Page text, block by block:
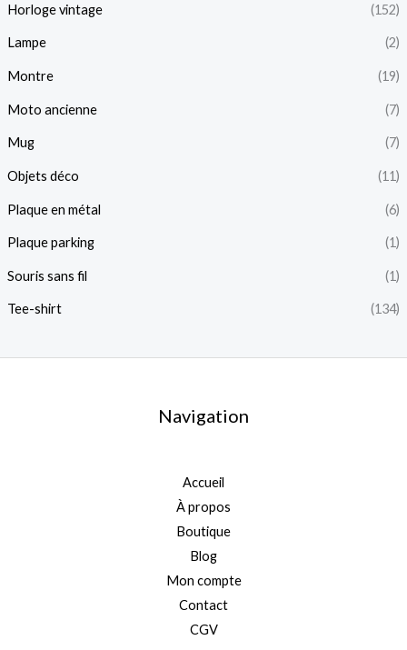
Horloge vintage (152)
Lampe (2)
Montre (19)
Moto ancienne (7)
Mug (7)
Objets déco (11)
Plaque en métal (6)
Plaque parking (1)
Souris sans fil (1)
Tee-shirt (134)
Navigation
Accueil
À propos
Boutique
Blog
Mon compte
Contact
CGV